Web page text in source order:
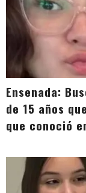
Ensenada:
de 15 años
que conoció